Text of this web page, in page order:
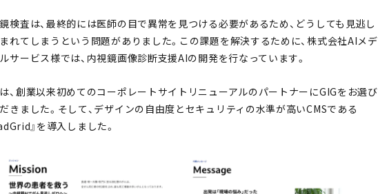
検査は、最終的には医師の目で異常を見つける必要があるため、どうしても見逃し
れてしまうという問題がありました。この課題を解決するために、株式会社AIメデ
サービス様では、内視鏡画像診断支援AIの開発を行なっています。
、創業以来初めてのコーポレートサイトリニューアルのパートナーにGIGをお選び
きました。そして、デザインの自由度とセキュリティの水準が高いCMSである
』を導入しました。